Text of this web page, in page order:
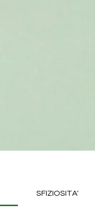
SFIZIOSITA'